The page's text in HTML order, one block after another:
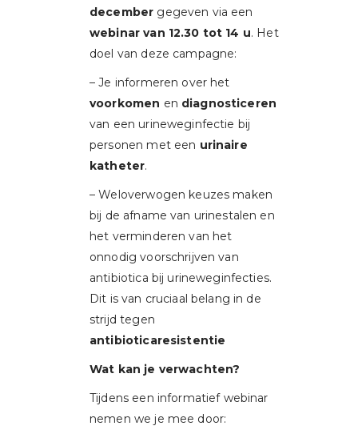
december gegeven via een
webinar van 12.30 tot 14 u. Het
doel van deze campagne:
– Je informeren over het
voorkomen en diagnosticeren
van een urineweginfectie bij
personen met een urinaire
katheter.
– Weloverwogen keuzes maken
bij de afname van urinestalen en
het verminderen van het
onnodig voorschrijven van
antibiotica bij urineweginfecties.
Dit is van cruciaal belang in de
strijd tegen
antibioticaresistentie
Wat kan je verwachten?
Tijdens een informatief webinar
nemen we je mee door: